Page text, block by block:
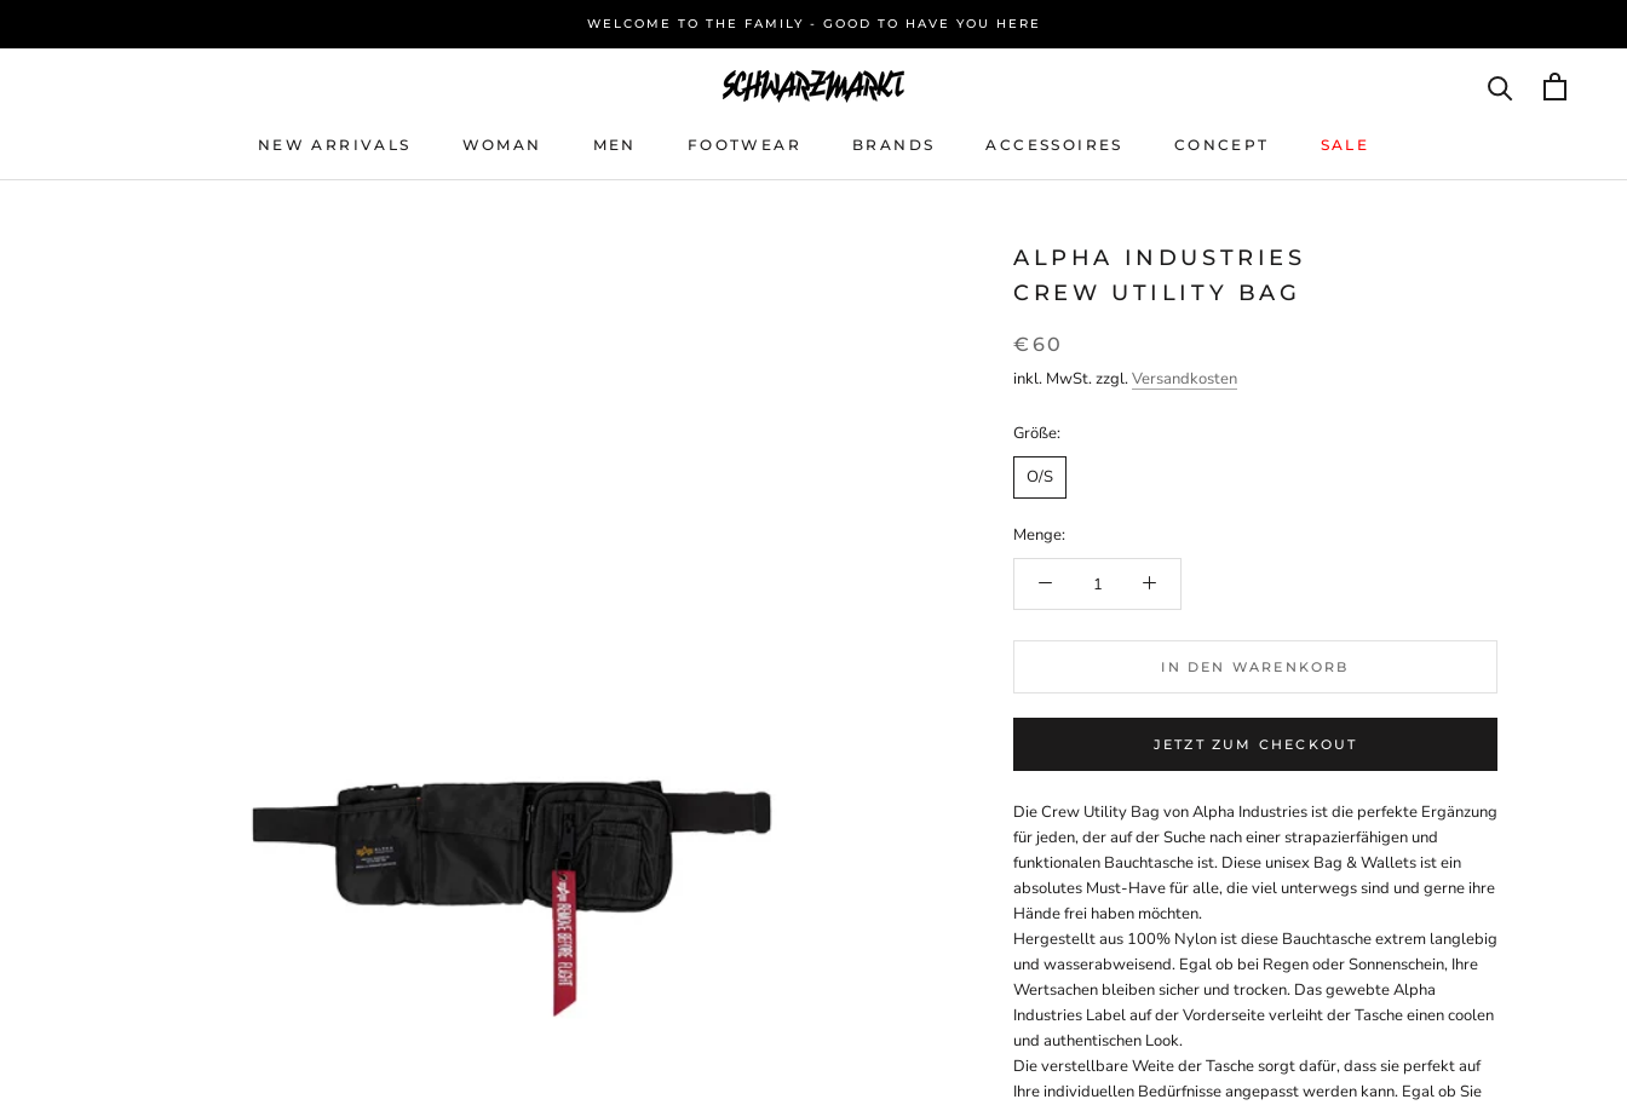
WELCOME TO THE FAMILY - GOOD TO HAVE YOU HERE
NEW ARRIVALS
WOMAN
MEN
FOOTWEAR
BRANDS
ACCESSOIRES
CONCEPT
SALE
ALPHA INDUSTRIES
CREW UTILITY BAG
€60
inkl. MwSt. zzgl.Versandkosten
Größe:
O/S
Menge:
IN DEN WARENKORB
JETZT ZUM CHECKOUT
Die Crew Utility Bag von Alpha Industries ist die perfekte Ergänzung
für jeden, der auf der Suche nach einer strapazierfähigen und
funktionalen Bauchtasche ist. Diese unisex Bag & Wallets ist ein
absolutes Must-Have für alle, die viel unterwegs sind und gerne ihre
Hände frei haben möchten.
Hergestellt aus 100% Nylon ist diese Bauchtasche extrem langlebig
und wasserabweisend. Egal ob bei Regen oder Sonnenschein, Ihre
Wertsachen bleiben sicher und trocken. Das gewebte Alpha
Industries Label auf der Vorderseite verleiht der Tasche einen coolen
und authentischen Look.
Die verstellbare Weite der Tasche sorgt dafür, dass sie perfekt auf
Ihre individuellen Bedürfnisse angepasst werden kann. Egal ob Sie